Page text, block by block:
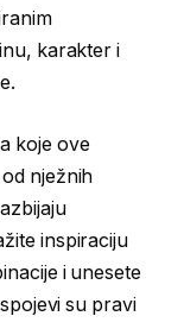
karakter i
koje ove
nježnih
inspiraciju
i unesete
su pravi